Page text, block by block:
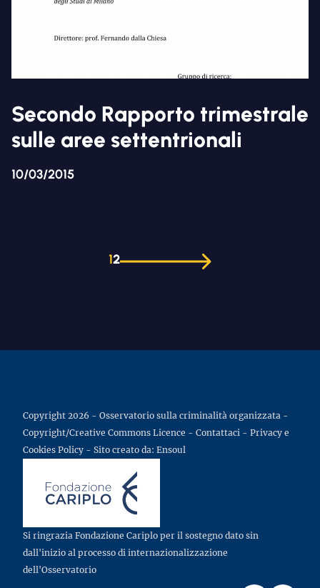
Secondo Rapporto trimestrale
sulle aree settentrionali
10/03/2015
12
Copyright 2026 - Osservatorio sulla criminalità organizzata -
Copyright/Creative Commons Licence - Contattaci - Privacy e
Cookies Policy - Sito creato da: Ensoul
Si ringrazia Fondazione Cariplo per il sostegno dato sin
dall'inizio al processo di internazionalizzazione
dell'Osservatorio